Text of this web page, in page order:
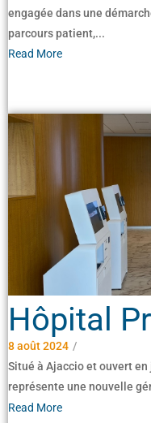
engagée dans une
parcours patient,...
Read More
Hôpital
8 août 2024 /
Situé à Ajaccio et ouvert en
représente une nouvelle
Read More